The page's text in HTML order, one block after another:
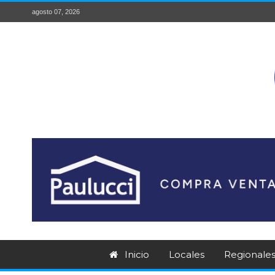
agosto 07, 2026
Inicio Locales Regionales